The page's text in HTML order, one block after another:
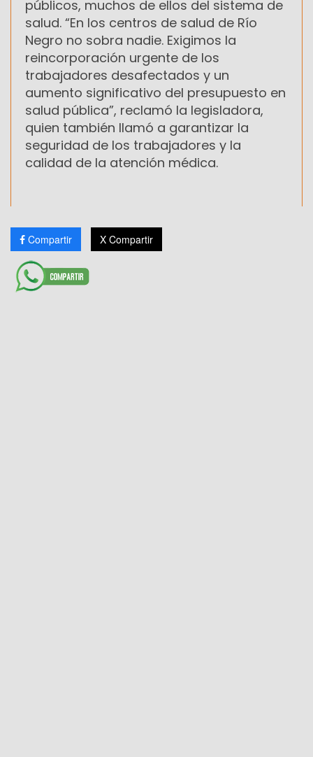
públicos, muchos de ellos del sistema de
salud. “En los centros de salud de Río
Negro no sobra nadie. Exigimos la
reincorporación urgente de los
trabajadores desafectados y un
aumento significativo del presupuesto en
salud pública”, reclamó la legisladora,
quien también llamó a garantizar la
seguridad de los trabajadores y la
calidad de la atención médica.
Compartir X Compartir